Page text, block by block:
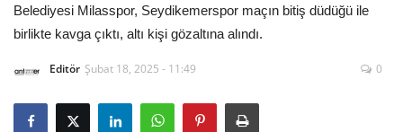
İletişim
Asayiş
Çevre
Belediyesi Milasspor, Seydikemerspor maçın bitiş düdüğü ile
birlikte kavga çıktı, altı kişi gözaltına alındı.
Editör Şubat 18, 2025 - 11:49 0